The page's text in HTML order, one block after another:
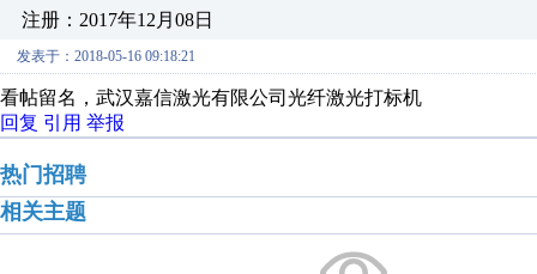
注册：2017年12月08日
发表于：2018-05-16 09:18:21
看帖留名，武汉嘉信激光有限公司光纤激光打标机
回复 引用 举报
热门招聘
相关主题